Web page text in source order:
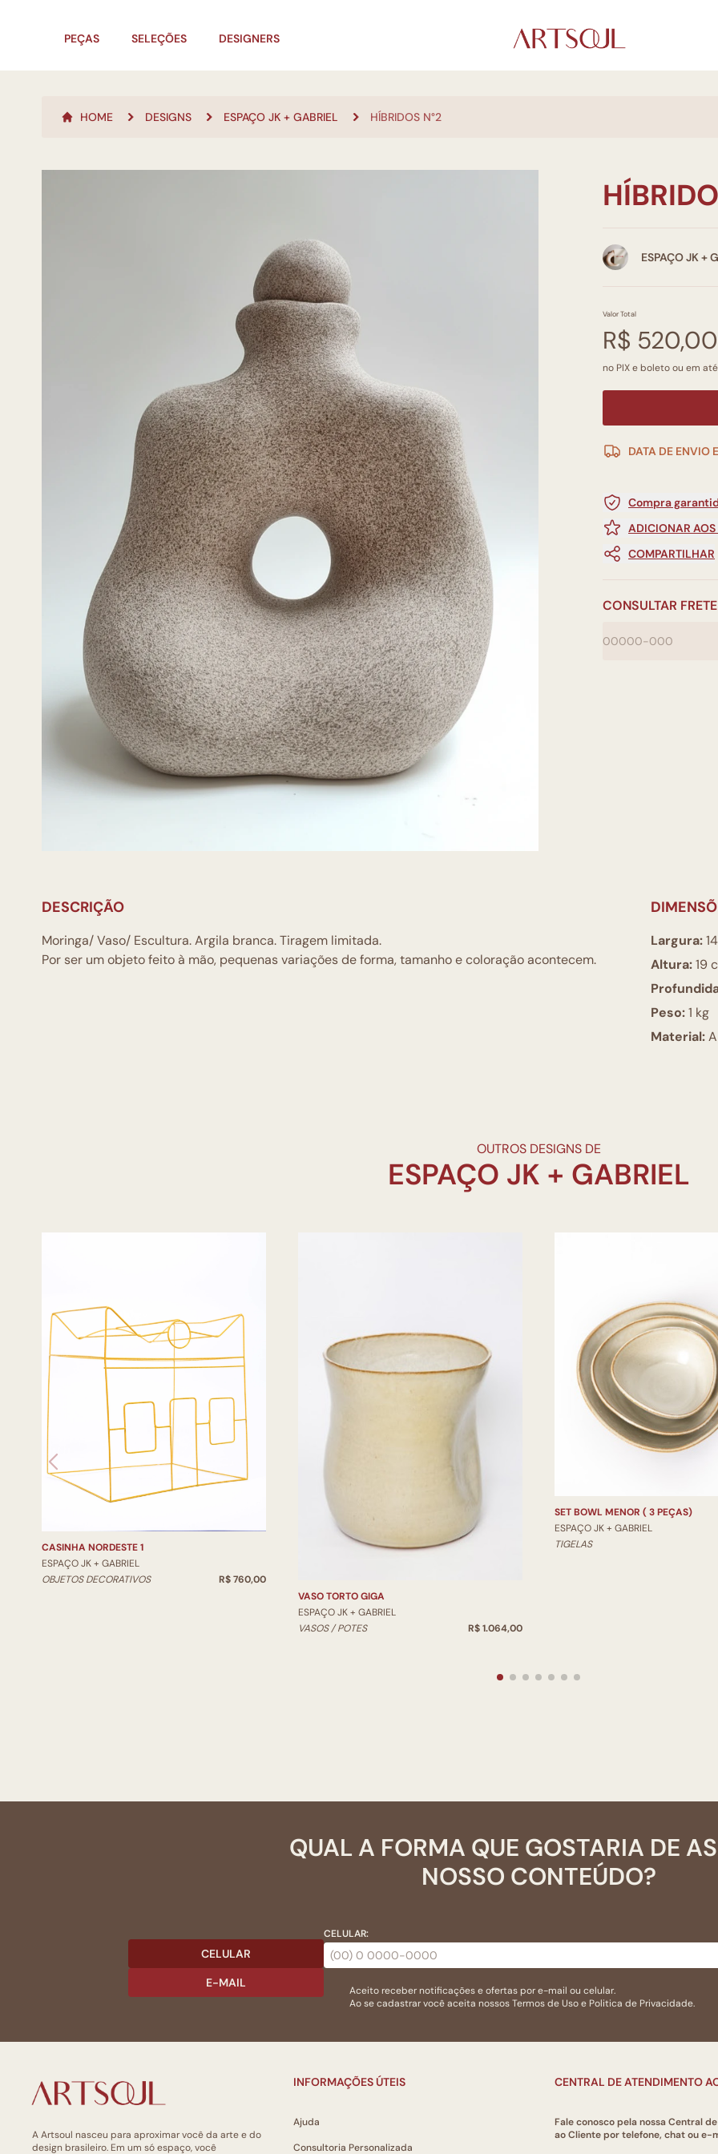
PEÇAS SELEÇÕES DESIGNERS
HOME DESIGNS ESPAÇO JK + GABRIEL HÍBRIDOS N°2
ESPAÇO JK +
Valor Total
R$ 520,00
no PIX e boleto ou em
DATA DE ENVIO
Compra
ADICIONAR AOS
COMPARTILHAR
CONSULTAR FRETE
DESCRIÇÃO
Moringa/ Vaso/ Escultura. Argila branca. Tiragem limitada.
Por ser um objeto feito à mão, pequenas variações de forma, tamanho e coloração acontecem.
Largura:
Altura:19
Peso:1 kg
Material:
OUTROS DESIGNS DE
CASINHA NORDESTE 1
ESPAÇO JK + GABRIEL
OBJETOS DECORATIVOS
R$ 760,00
VASO TORTO GIGA
ESPAÇO JK + GABRIEL
VASOS / POTES
R$ 1.064,00
SET BOWL MENOR ( 3 PEÇAS)
ESPAÇO JK + GABRIEL
TIGELAS
QUAL A FORMA QUE GOSTARIA DE
NOSSO CONTEÚDO?
CELULAR
E-MAIL
CELULAR:
Aceito receber notificações e ofertas por e-mail ou celular.
Ao se cadastrar você aceita nossosTermos de Usoe Politica de Privacidade.
A Artsoul nasceu para aproximar você da arte e do
design brasileiro. Em um só espaço, você
INFORMAÇÕES ÚTEIS
Ajuda
Consultoria Personalizada
CENTRAL DE ATENDIMENTO
Fale conosco pela nossa Central
ao Cliente por telefone, chat ou e-